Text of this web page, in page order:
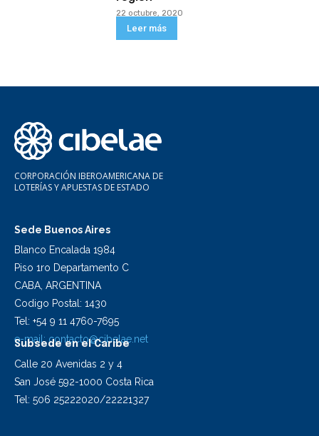
22 octubre, 2020
Leer más
CORPORACIÓN IBEROAMERICANA DE
LOTERÍAS Y APUESTAS DE ESTADO
Sede Buenos Aires
Blanco Encalada 1984
Piso 1ro Departamento C
CABA, ARGENTINA
Codigo Postal: 1430
Tel: +54 9 11 4760-7695
e-mail: contacto@cibelae.net
Subsede en el Caribe
Calle 20 Avenidas 2 y 4
San José 592-1000 Costa Rica
Tel: 506 25222020/22221327